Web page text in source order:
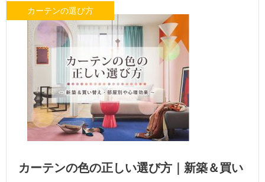
カーテンの選び方
カーテンの色の正しい選び方｜新築＆買い